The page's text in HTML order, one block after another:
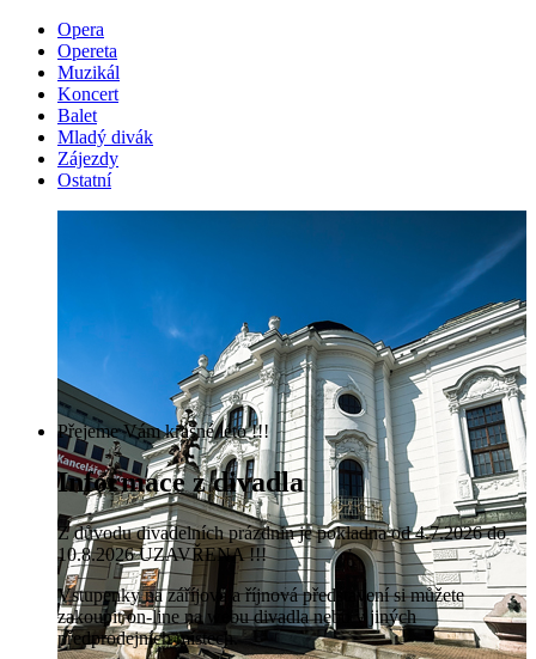
Opera
Opereta
Muzikál
Koncert
Balet
Mladý divák
Zájezdy
Ostatní
Přejeme Vám krásné léto !!!
Informace z divadla
Z důvodu divadelních prázdnin je pokladna od 4.7.2026 do
10.8.2026 UZAVŘENA !!!
Vstupenky na záříjová a říjnová představení si můžete
zakoupit on-line na webu divadla nebo v jiných
předprodejních místech.